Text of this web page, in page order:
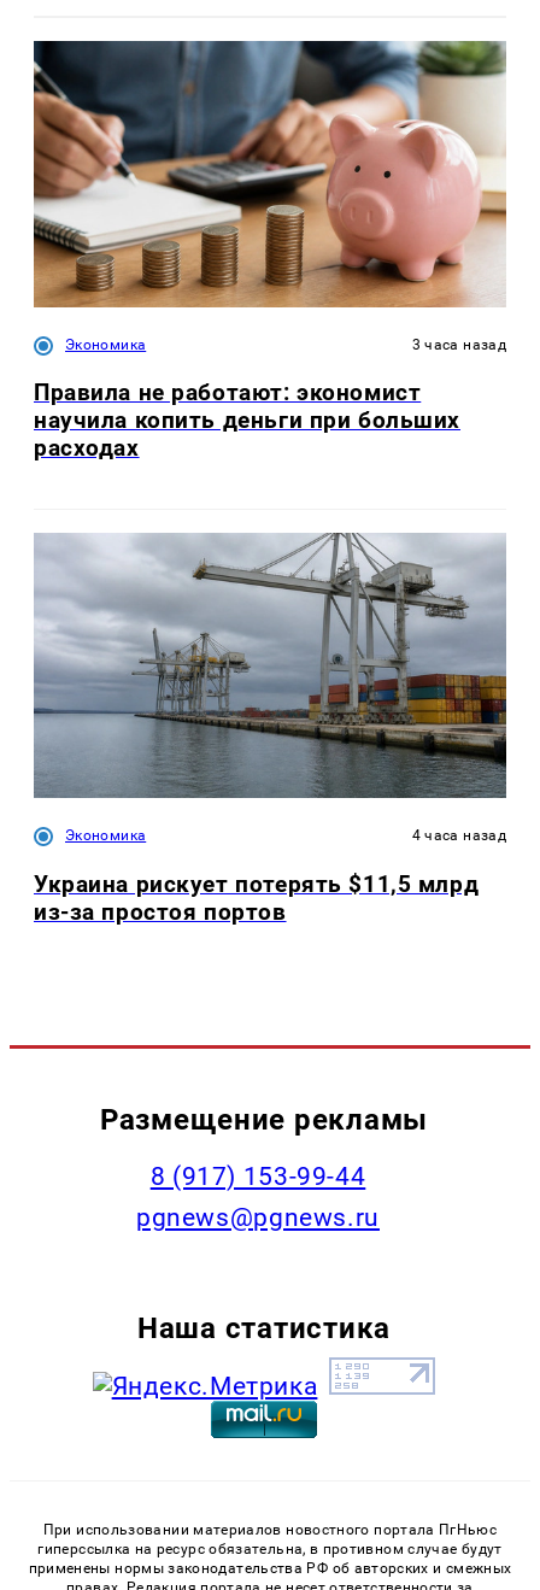
Экономика 3 часа назад
Правила не работают: экономист
научила копить деньги при больших
расходах
Экономика 4 часа назад
Украина рискует потерять $11,5 млрд
из-за простоя портов
Размещение рекламы
‭8 (917) 153-99-44
pgnews@pgnews.ru
Наша статистика
При использовании материалов новостного портала ПгНьюс
гиперссылка на ресурс обязательна, в противном случае будут
применены нормы законодательства РФ об авторских и смежных